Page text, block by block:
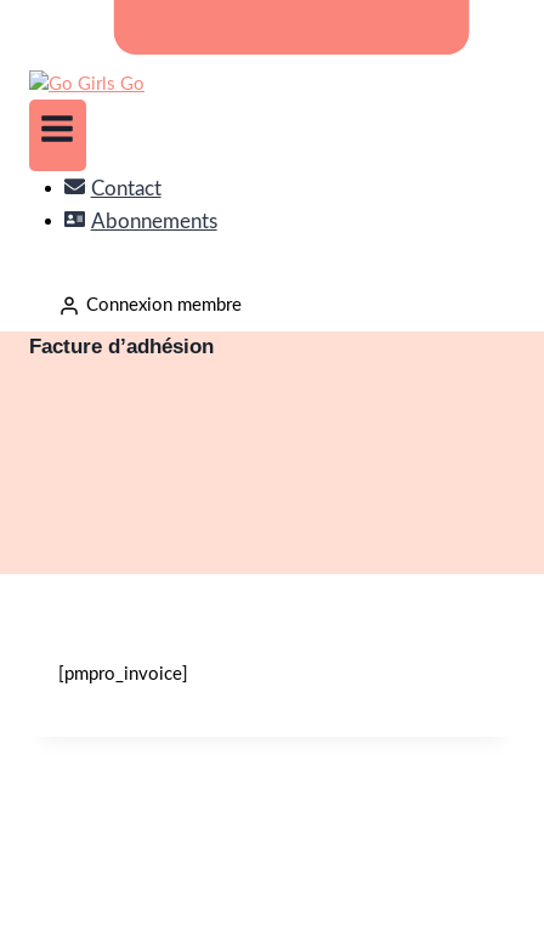
Contact
Abonnements
Connexion membre
Facture d’adhésion
[pmpro_invoice]